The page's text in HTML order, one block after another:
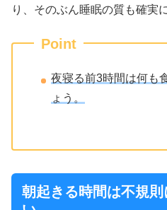
り、そのぶん睡眠の質も確実
Point
夜寝る前3時間は何も
ょう。
朝起きる時間は不規